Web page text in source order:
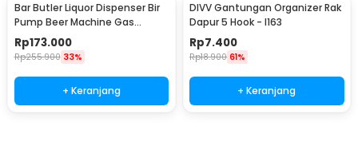
Bar Butler Liquor Dispenser Bir
Pump Beer Machine Gas
Station 900ml - P-36
Rp173.000
Rp255.900 33%
+ Keranjang
DIVV Gantungan Organizer Rak
Dapur 5 Hook - I163
Rp7.400
Rp18.900 61%
+ Keranjang